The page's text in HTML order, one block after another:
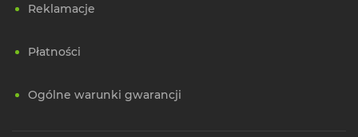
Reklamacje
Płatności
Ogólne warunki gwarancji